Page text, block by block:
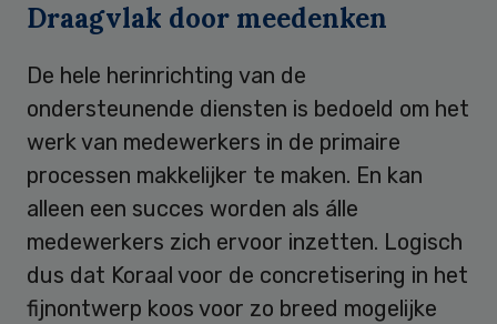
Draagvlak door meedenken
De hele herinrichting van de
ondersteunende diensten is bedoeld om het
werk van medewerkers in de primaire
processen makkelijker te maken. En kan
alleen een succes worden als álle
medewerkers zich ervoor inzetten. Logisch
dus dat Koraal voor de concretisering in het
fijnontwerp koos voor zo breed mogelijke